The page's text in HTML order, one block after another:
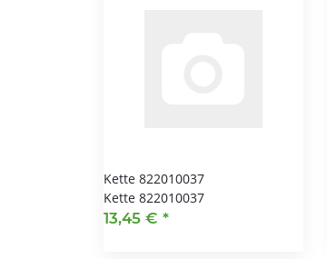
Kette 822010037
Kette 822010037
13,45 € *